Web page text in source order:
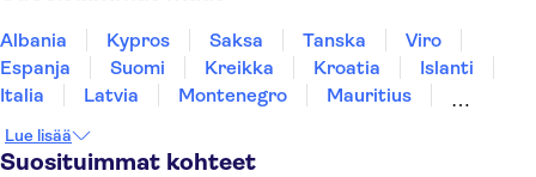
Albania Kypros Saksa Tanska
Viro
Espanja
Suomi Kreikka Kroatia
Islanti
Italia
Latvia Montenegro
Mauritius
Thaimaa
Turkki
Lue lisää
Suosituimmat kohteet